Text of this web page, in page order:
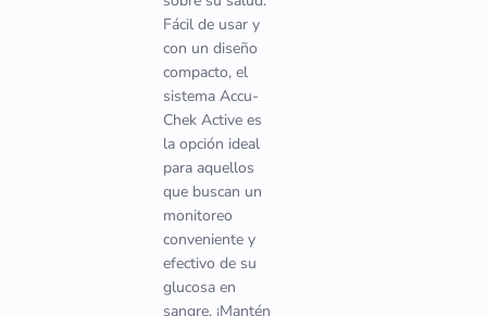
Fácil de usar y
con un diseño
compacto, el
sistema Accu-
Chek Active es
la opción ideal
para aquellos
que buscan un
monitoreo
conveniente y
efectivo de su
glucosa en
sangre. ¡Mantén